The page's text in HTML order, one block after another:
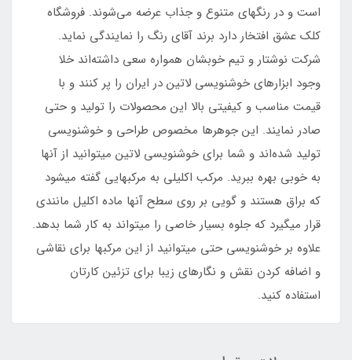
است و در رنگهای متنوع و جذاب عرضه می‌شوند. فروشگاه
کلک عشق افتخار دارد برند آقای رنگ را نمایندگی نماید.
شرکت نوشتار و تیم خوبشان همواره سعی داشته‌اند خلا
وجود ابزارهای خوشنویسی لاتین در ایران را پر کنند و با
قیمت مناسب و کیفیتی بالا این محصولات را تولید و حتی
صادر نمایند. این جوهرها مخصوص طراحی و خوشنویسی
تولید شده‌اند و شما برای خوشنویسی لاتین میتوانید از آنها
به خوبی بهره ببرید. مرکب اکلیلی به مرکبهایی گفته میشود
که براق هستند و گویی بر روی سطح آنها ماده اکلیل مانندی
قرار میگیرد که جلوه بسیار خاصی را میتواند به کار شما بدهد.
علاوه بر خوشنویسی حتی میتوانید از این مرکبها برای نقاشی
و اضافه کردن نقش و نگارهای زیبا برای تزئین کارتان
استفاده کنید.